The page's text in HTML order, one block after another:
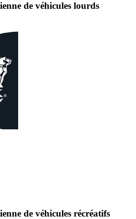
de véhicules lourds
de véhicules récréatifs